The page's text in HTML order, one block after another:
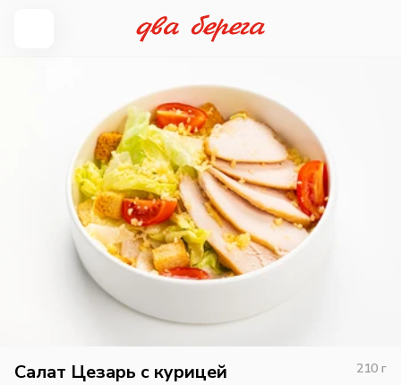
Салат Цезарь с курицей 210 г